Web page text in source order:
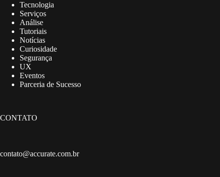
Tecnologia
Serviços
Análise
Tutoriais
Notícias
Curiosidade
Segurança
UX
Eventos
Parceria de Sucesso
CONTATO
contato@accurate.com.br